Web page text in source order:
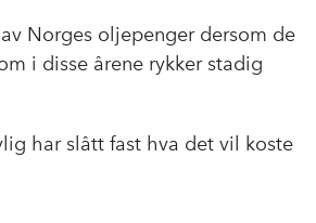
Norges oljepenger dersom de
i disse årene rykker stadig
har slått fast hva det vil koste